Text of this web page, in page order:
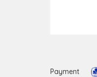
Payment